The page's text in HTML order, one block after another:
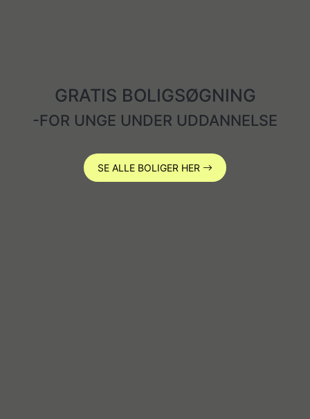
GRATIS BOLIGSØGNING
-FOR UNGE UNDER UDDANNELSE
SE ALLE BOLIGER HER